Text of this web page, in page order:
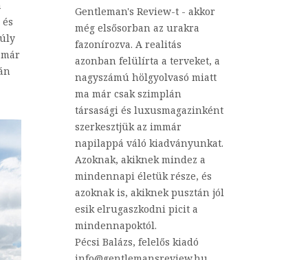
Gentleman's Review-t - akkor
még elsősorban az urakra
fazonírozva. A realitás
azonban felülírta a terveket, a
nagyszámú hölgyolvasó miatt
ma már csak szimplán
társasági és luxusmagazinként
szerkesztjük az immár
napilappá váló kiadványunkat.
Azoknak, akiknek mindez a
mindennapi életük része, és
azoknak is, akiknek pusztán jól
esik elrugaszkodni picit a
mindennapoktól.
Pécsi Balázs, felelős kiadó